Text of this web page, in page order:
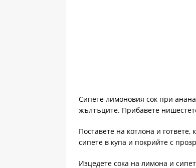
Сипете лимоновия сок при
жълтъците. Прибавете
Поставете на котлона и гответе,
сипете в купа и покрийте с
Изцедете сока на лимона и